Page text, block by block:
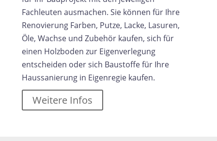
Fachleuten ausmachen. Sie können für Ihre
Renovierung Farben, Putze, Lacke, Lasuren,
Öle, Wachse und Zubehör kaufen, sich für
einen Holzboden zur Eigenverlegung
entscheiden oder sich Baustoffe für Ihre
Haussanierung in Eigenregie kaufen.
Weitere Infos